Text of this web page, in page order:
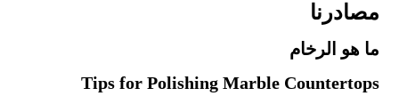
مصادرنا
ما هو الرخام
Tips for Polishing Marble Countertops